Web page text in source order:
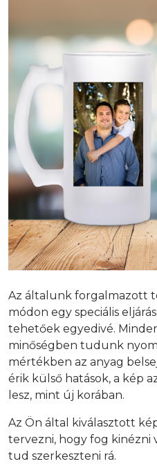
Az általunk forgalmazott
módon egy speciális
tehetőek egyedivé.
minőségben tudunk
mértékben az anyag
érik külső hatások, a kép
lesz, mint új korában.
Az Ön által kiválasztott
tervezni, hogy fog kinézni
tud szerkeszteni rá.